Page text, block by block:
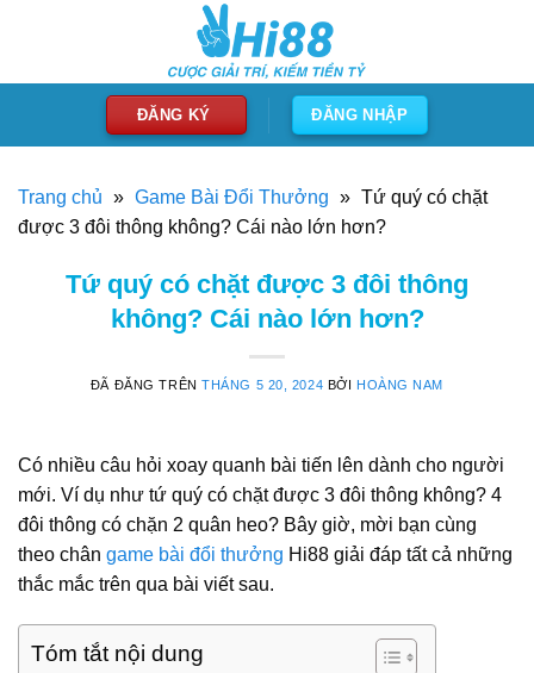
ĐĂNG KÝ ĐĂNG NHẬP
Trang chủ » Game Bài Đổi Thưởng » Tứ quý có chặt
được 3 đôi thông không? Cái nào lớn hơn?
Tứ quý có chặt được 3 đôi thông
không? Cái nào lớn hơn?
ĐÃ ĐĂNG TRÊNTHÁNG 5 20, 2024 BỞI HOÀNG NAM
Có nhiều câu hỏi xoay quanh bài tiến lên dành cho người
mới. Ví dụ như tứ quý có chặt được 3 đôi thông không? 4
đôi thông có chặn 2 quân heo? Bây giờ, mời bạn cùng
theo chân game bài đổi thưởng Hi88 giải đáp tất cả những
thắc mắc trên qua bài viết sau.
Tóm tắt nội dung